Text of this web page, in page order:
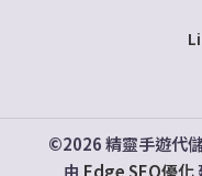
©2026 精靈手遊代
由 Edge SEO優化